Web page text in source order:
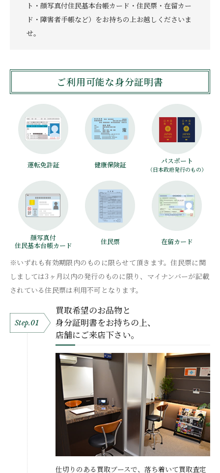
ト・顔写真付住民基本台帳カード・住民票・在留カー
ド・障害者手帳など）をお持ちの上お越しくださいま
せ。
ご利用可能な身分証明書
運転免許証 健康保険証 パスポート
（日本政府発行のもの）
顔写真付
住民基本台帳カード
住民票 在留カード
※いずれも有効期限内のものに限らせて頂きます。住民票に関
しましては3ヶ月以内の発行のものに限り、マイナンバーが記載
されている住民票は利用不可となります。
Step.01
買取希望のお品物と
身分証明書をお持ちの上、
店舗にご来店下さい。
仕切りのある買取ブースで、落ち着いて買取査定